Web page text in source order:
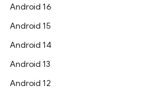
Android 16
Android 15
Android 14
Android 13
Android 12